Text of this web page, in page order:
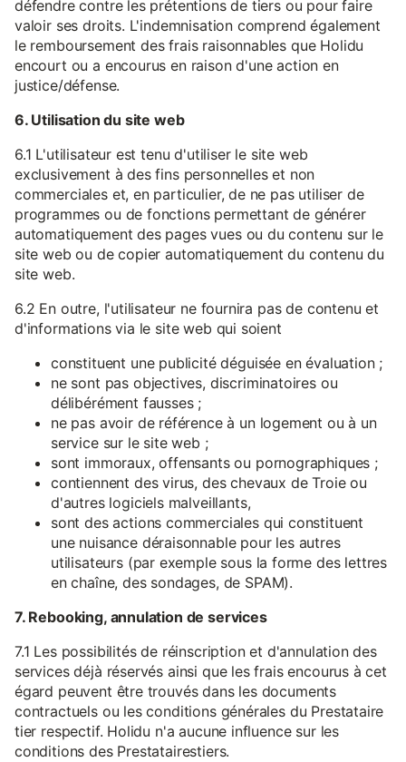
défendre contre les prétentions de tiers ou pour faire
valoir ses droits. L'indemnisation comprend également
le remboursement des frais raisonnables que Holidu
encourt ou a encourus en raison d'une action en
justice/défense.
6. Utilisation du site web
6.1 L'utilisateur est tenu d'utiliser le site web
exclusivement à des fins personnelles et non
commerciales et, en particulier, de ne pas utiliser de
programmes ou de fonctions permettant de générer
automatiquement des pages vues ou du contenu sur le
site web ou de copier automatiquement du contenu du
site web.
6.2 En outre, l'utilisateur ne fournira pas de contenu et
d'informations via le site web qui soient
constituent une publicité déguisée en évaluation ;
ne sont pas objectives, discriminatoires ou
délibérément fausses ;
ne pas avoir de référence à un logement ou à un
service sur le site web ;
sont immoraux, offensants ou pornographiques ;
contiennent des virus, des chevaux de Troie ou
d'autres logiciels malveillants,
sont des actions commerciales qui constituent
une nuisance déraisonnable pour les autres
utilisateurs (par exemple sous la forme des lettres
en chaîne, des sondages, de SPAM).
7. Rebooking, annulation de services
7.1 Les possibilités de réinscription et d'annulation des
services déjà réservés ainsi que les frais encourus à cet
égard peuvent être trouvés dans les documents
contractuels ou les conditions générales du Prestataire
tier respectif. Holidu n'a aucune influence sur les
conditions des Prestatairestiers.